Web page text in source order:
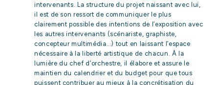
intervenants. La structure du projet naissant avec lui,
il est de son ressort de communiquer le plus
clairement possible des intentions de l’exposition avec
les autres intervenants (scénariste, graphiste,
concepteur multimédia…) tout en laissant l’espace
nécessaire à la liberté artistique de chacun. À la
lumière du chef d’orchestre, il élabore et assure le
maintien du calendrier et du budget pour que tous
puissent contribuer au mieux à la concrétisation du